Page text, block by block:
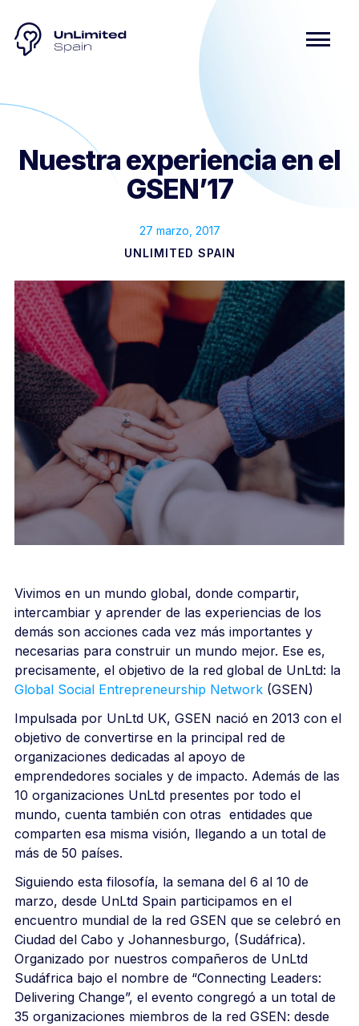
Nuestra experiencia en el
GSEN’17
27 marzo, 2017
UNLIMITED SPAIN
Vivimos en un mundo global, donde compartir,
intercambiar y aprender de las experiencias de los
demás son acciones cada vez más importantes y
necesarias para construir un mundo mejor. Ese es,
precisamente, el objetivo de la red global de UnLtd: la
Global Social Entrepreneurship Network (GSEN)
Impulsada por UnLtd UK, GSEN nació en 2013 con el
objetivo de convertirse en la principal red de
organizaciones dedicadas al apoyo de
emprendedores sociales y de impacto. Además de las
10 organizaciones UnLtd presentes por todo el
mundo, cuenta también con otras entidades que
comparten esa misma visión, llegando a un total de
más de 50 países.
Siguiendo esta filosofía, la semana del 6 al 10 de
marzo, desde UnLtd Spain participamos en el
encuentro mundial de la red GSEN que se celebró en
Ciudad del Cabo y Johannesburgo, (Sudáfrica).
Organizado por nuestros compañeros de UnLtd
Sudáfrica bajo el nombre de “Connecting Leaders:
Delivering Change”, el evento congregó a un total de
35 organizaciones miembros de la red GSEN: desde